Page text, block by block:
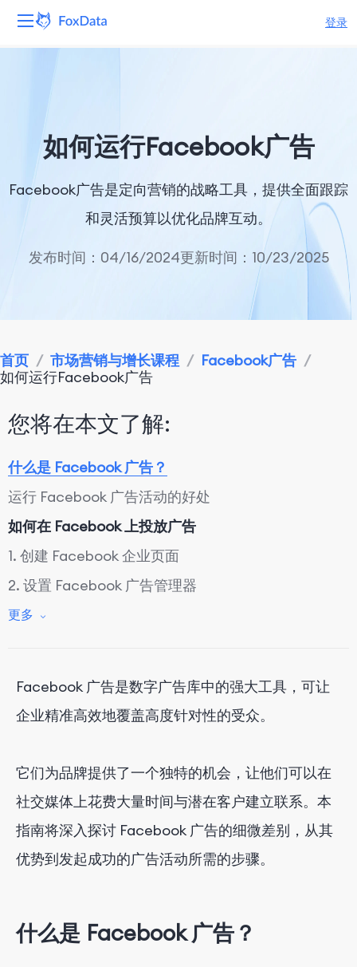
登录
解决方案
资源
如何运行Facebook广告
Facebook广告是定向营销的战略工具，提供全面跟踪
和灵活预算以优化品牌互动。
发布时间：04/16/2024更新时间：10/23/2025
首页 / 市场营销与增长课程 / Facebook广告 /
如何运行Facebook广告
您将在本文了解:
什么是 Facebook 广告？
运行 Facebook 广告活动的好处
如何在 Facebook 上投放广告
1. 创建 Facebook 企业页面
2. 设置 Facebook 广告管理器
3. 定义你的活动目标
发起你的活动
9.监控你的广告并分析效果
10.优化你的营销活动
结论
更多
Facebook 广告是数字广告库中的强大工具，可让
企业精准高效地覆盖高度针对性的受众。
它们为品牌提供了一个独特的机会，让他们可以在
社交媒体上花费大量时间与潜在客户建立联系。本
指南将深入探讨 Facebook 广告的细微差别，从其
优势到发起成功的广告活动所需的步骤。
什么是 Facebook 广告？